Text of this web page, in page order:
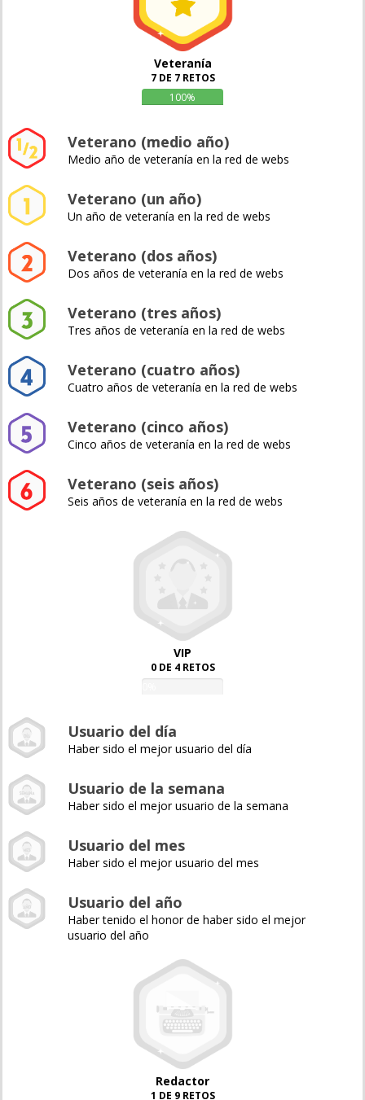
Veteranía
7 DE 7 RETOS
100%
Veterano (medio año)
Medio año de veteranía en la red de webs
Veterano (un año)
Un año de veteranía en la red de webs
Veterano (dos años)
Dos años de veteranía en la red de webs
Veterano (tres años)
Tres años de veteranía en la red de webs
Veterano (cuatro años)
Cuatro años de veteranía en la red de webs
Veterano (cinco años)
Cinco años de veteranía en la red de webs
Veterano (seis años)
Seis años de veteranía en la red de webs
VIP
0 DE 4 RETOS
Usuario del día
Haber sido el mejor usuario del día
Usuario de la semana
Haber sido el mejor usuario de la semana
Usuario del mes
Haber sido el mejor usuario del mes
Usuario del año
Haber tenido el honor de haber sido el mejor
usuario del año
Redactor
1 DE 9 RETOS